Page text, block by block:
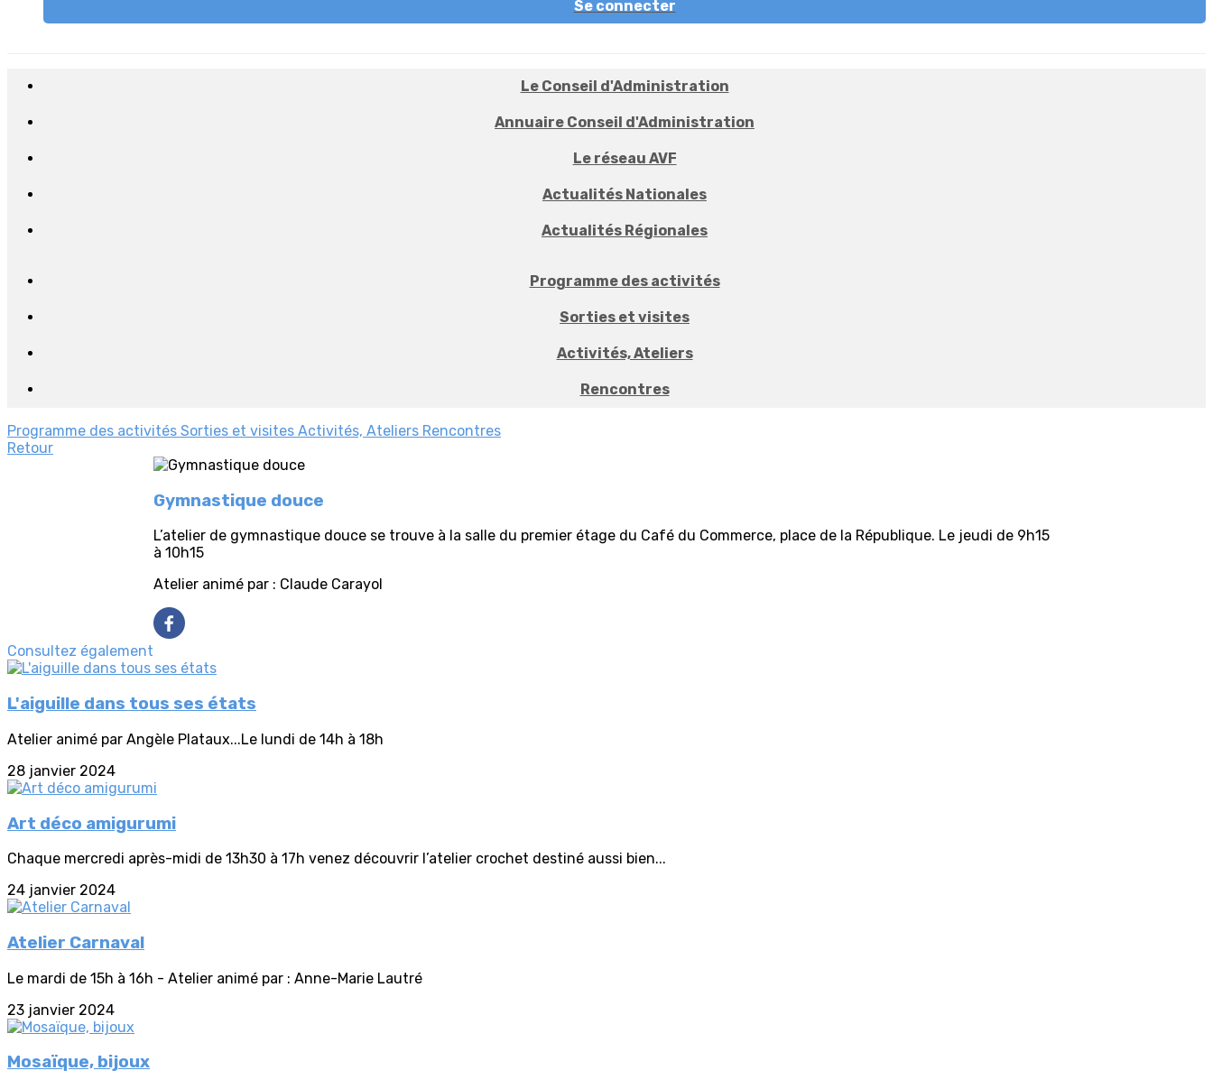
Se connecter
Le Conseil d'Administration
Annuaire Conseil d'Administration
Le réseau AVF
Actualités Nationales
Actualités Régionales
Programme des activités
Sorties et visites
Activités, Ateliers
Rencontres
Programme des activités Sorties et visites Activités, Ateliers Rencontres
Retour
Gymnastique douce
L’atelier de gymnastique douce se trouve à la salle du premier étage du Café du Commerce, place de la République. Le jeudi de 9h15
à 10h15
Atelier animé par : Claude Carayol
Consultez également
L'aiguille dans tous ses états
Atelier animé par Angèle Plataux...Le lundi de 14h à 18h
28 janvier 2024
Art déco amigurumi
Chaque mercredi après-midi de 13h30 à 17h venez découvrir l’atelier crochet destiné aussi bien...
24 janvier 2024
Atelier Carnaval
Le mardi de 15h à 16h - Atelier animé par : Anne-Marie Lautré
23 janvier 2024
Mosaïque, bijoux